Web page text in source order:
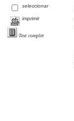
seleccionar
imprimir
Text complet